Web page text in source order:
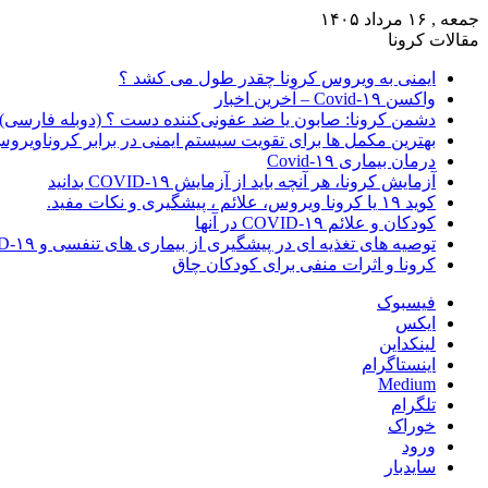
جمعه , ۱۶ مرداد ۱۴۰۵
مقالات کرونا
ایمنی به ویروس کرونا چقدر طول می کشد ؟
واکسن Covid-۱۹ – آخرین اخبار
دشمن کرونا: صابون یا ضد عفونی‌کننده دست ؟ (دوبله فارسی)
بهترین مکمل ها برای تقویت سیستم ایمنی در برابر
درمان بیماری Covid-۱۹
آزمایش کرونا، هر آنچه باید از آزمایش COVID-۱۹ بدانید
کوید ۱۹ یا کرونا ویروس، علائم ، پیشگیری و نکات مفید.
کودکان و علائم COVID-۱۹ در آنها
توصیه های تغذیه ای در پیشگیری از بیماری های تنفسی و COVID-۱۹
کرونا و اثرات منفی برای کودکان چاق
فیسبوک
ایکس
لینکداین
اینستاگرام
Medium
تلگرام
خوراک
ورود
سایدبار